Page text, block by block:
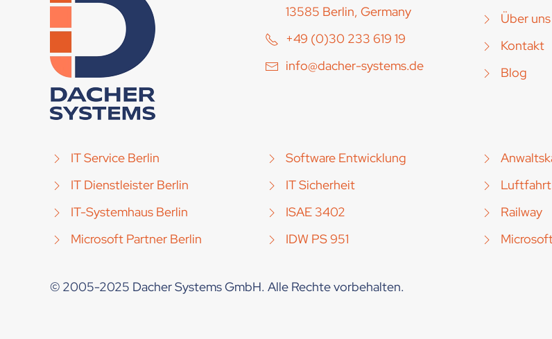
13585 Berlin, Germany
+49 (0)30 233 619 19
info@dacher-systems.de
Über uns
Kontakt
Blog
IT Service Berlin
IT Dienstleister Berlin
IT-Systemhaus Berlin
Microsoft Partner Berlin
Software Entwicklung
IT Sicherheit
ISAE 3402
IDW PS 951
Luftfahrt
Railway
© 2005-2025 Dacher Systems GmbH. Alle Rechte vorbehalten.